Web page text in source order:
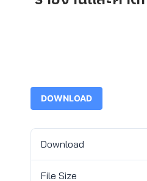
DOWNLOAD
Download
File Size